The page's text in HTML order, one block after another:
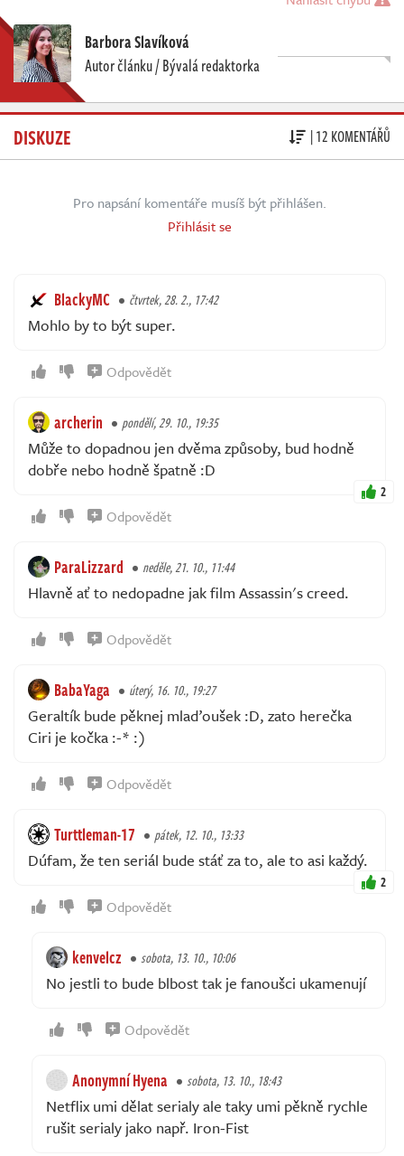
Barbora Slavíková
Autor článku / Bývalá redaktorka
DISKUZE | 12 KOMENTÁŘŮ
Pro napsání komentáře musíš být přihlášen.
Přihlásit se
BlackyMC čtvrtek, 28. 2., 17:42
Mohlo by to být super.
Odpovědět
archerin pondělí, 29. 10., 19:35
Může to dopadnou jen dvěma způsoby, bud hodně
dobře nebo hodně špatně :D
2
Odpovědět
ParaLizzard neděle, 21. 10., 11:44
Hlavně ať to nedopadne jak film Assassin's creed.
Odpovědět
BabaYaga úterý, 16. 10., 19:27
Geraltík bude pěknej mlaďoušek :D, zato herečka
Ciri je kočka :-* :)
Odpovědět
Turttleman-17 pátek, 12. 10., 13:33
Dúfam, že ten seriál bude stáť za to, ale to asi každý.
2
Odpovědět
kenvelcz sobota, 13. 10., 10:06
No jestli to bude blbost tak je fanoušci ukamenují
Odpovědět
Anonymní Hyena sobota, 13. 10., 18:43
Netflix umi dělat serialy ale taky umi pěkně rychle
rušit serialy jako např. Iron-Fist